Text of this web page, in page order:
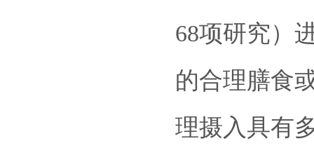
68项研究）
的合理膳食
理摄入具有